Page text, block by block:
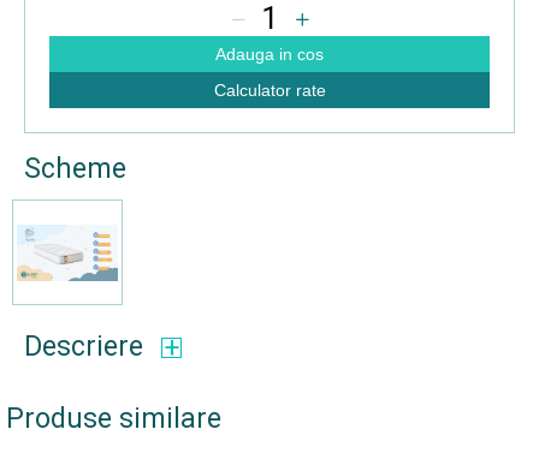
1
Adauga in cos
Calculator rate
Scheme
Descriere
Produse similare